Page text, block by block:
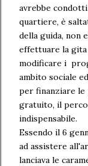
avrebbe
quartiere, è
della guida, non
effettuare la gita
modificare i
ambito sociale
per finanziare le
gratuito, il
indispensabile.
Essendo il 6
ad assistere
lanciava le